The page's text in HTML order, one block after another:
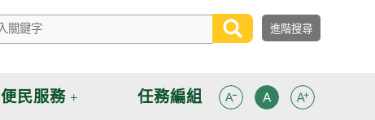
便民服務 任務編組